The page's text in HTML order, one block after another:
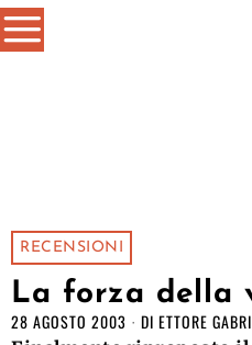
RECENSIONI
La forza della
28 AGOSTO 2003 DI ETTORE